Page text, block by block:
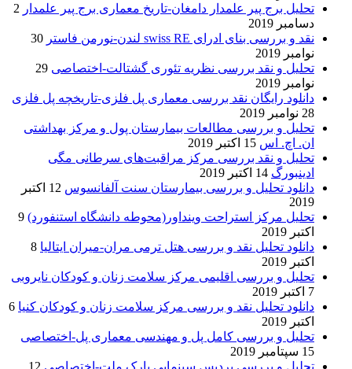
تحلیل برج پیر علمدار دامغان-تاریخ معماری برج پیر علمدار 2
دسامبر 2019
نقد و بررسی بنای ادرای swiss RE لندن-نورمن فاستر
30
نوامبر 2019
تحلیل و نقد بررسی نظریه تئوری گشتالت-اختصاصی 29
نوامبر 2019
دانلود رایگان نقد بررسی معماری پل فلزی-تاریخچه پل فلزی
28 نوامبر 2019
تحلیل و بررسی مطالعات بیمارستان پول و مرکز بهداشتی
ان. اچ. اس 15 اکتبر 2019
تحلیل و نقد بررسی مرکز مراقبت‌های سرطانی مگی
ادینبورگ 14 اکتبر 2019
دانلود تحلیل و بررسی بیمارستان سنت آلفانسوس
12 اکتبر
2019
تحلیل مرکز استراحت وینداور(محوطه دانشگاه استنفورد) 9
اکتبر 2019
دانلود تحلیل نقد و بررسی هتل ترمی مران-میران ایتالیا 8
اکتبر 2019
تحلیل و بررسی اقلیمی مرکز سلامت زنان و کودکان نایروبی
7 اکتبر 2019
دانلود تحلیل نقد و بررسی مرکز سلامت زنان و کودکان کنیا 6
اکتبر 2019
تحلیل و بررسی کامل پل و مهندسی معماری پل-اختصاصی
15 سپتامبر 2019
تحلیل و بررسی پردیس سینمایی پارک ملت-اختصاصی 12